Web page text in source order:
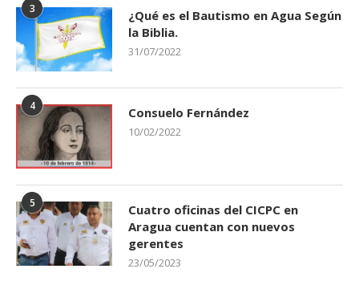
3
¿Qué es el Bautismo en Agua Según
la Biblia.
31/07/2022
4 Consuelo Fernández
10/02/2022
5
Cuatro oficinas del CICPC en
Aragua cuentan con nuevos
gerentes
23/05/2023